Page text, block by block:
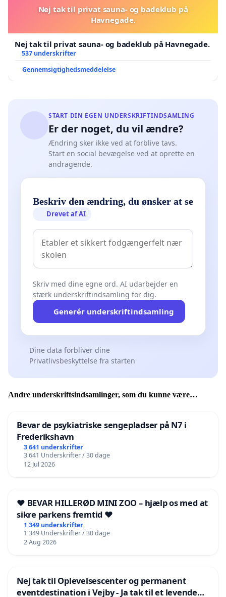
Nej tak til privat sauna- og badeklub på
Havnegade.
Nej tak til privat sauna- og badeklub på Havnegade.
537 underskrifter
Gennemsigtighedsmeddelelse
START DIN EGEN UNDERSKRIFTINDSAMLING
Er der noget, du vil ændre?
Ændring sker ikke ved at forblive tavs.
Start en social bevægelse ved at oprette en
andragende.
Beskriv den ændring, du ønsker at se
Drevet af AI
Skriv med dine egne ord. AI udarbejder en
stærk underskriftindsamling for dig.
Generér underskriftindsamling
Dine data forbliver dine
Privatlivsbeskyttelse fra starten
Andre underskriftsindsamlinger, som du kunne være
Bevar de psykiatriske sengepladser på N7 i
Frederikshavn
3 641 underskrifter
3 641 Underskrifter / 30 dage
12 Jul 2026
❤️ BEVAR HILLERØD MINI ZOO – hjælp os med at
sikre parkens fremtid ❤️
1 349 underskrifter
1 349 Underskrifter / 30 dage
2 Aug 2026
Nej tak til Oplevelsescenter og permanent
eventdestination i Vejby - Ja tak til et levende